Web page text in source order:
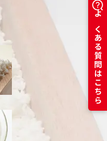
よくある質問はこちら